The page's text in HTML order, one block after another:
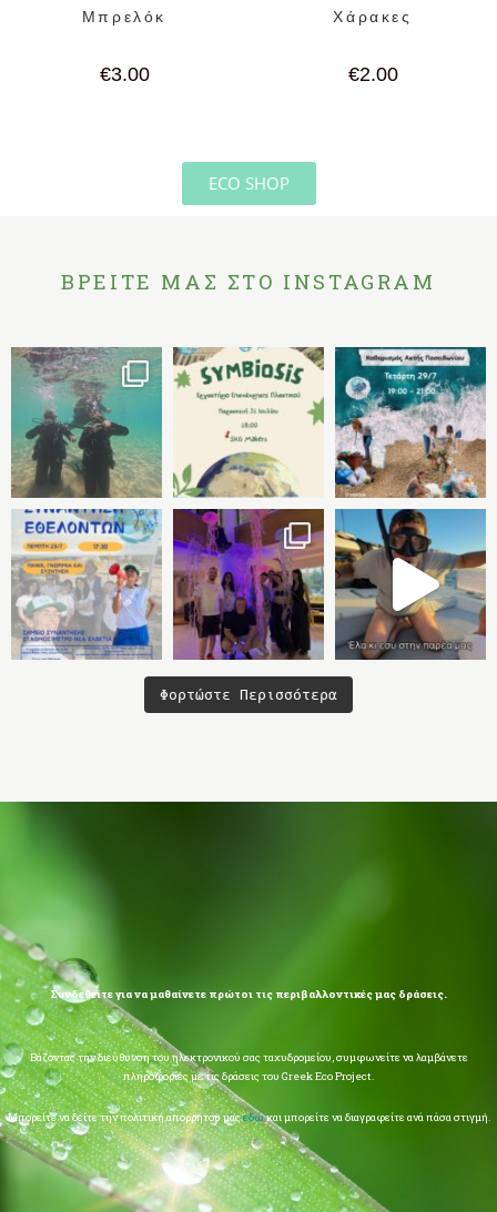
Μπρελόκ
€3.00
Χάρακες
€2.00
ECO SHOP
ΒΡΕΙΤΕ ΜΑΣ ΣΤΟ INSTAGRAM
Φορτώστε Περισσότερα
Συνδεθείτε για να μαθαίνετε πρώτοι τις περιβαλλοντικές μας δράσεις.
Βάζοντας την διεύθυνση του ηλεκτρονικού σας ταχυδρομείου, συμφωνείτε να λαμβάνετε
πληροφορίες με τις δράσεις του Greek Eco Project.
Μπορείτε να δείτε την πολιτική απορρήτου μαςεδώκαι μπορείτε να διαγραφείτε ανά πάσα στιγμή.